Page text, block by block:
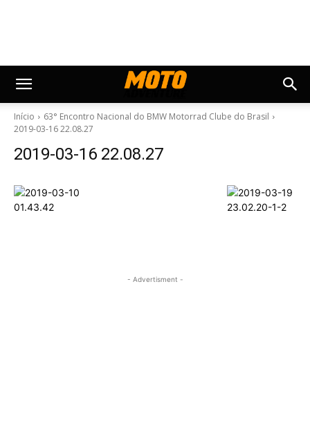
Início
63° Encontro Nacional do BMW Motorrad Clube do Brasil
2019-03-16 22.08.27
2019-03-16 22.08.27
- Advertisment -